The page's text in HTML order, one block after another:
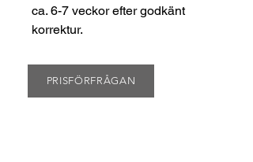
ca. 6-7 veckor efter godkänt
korrektur.
PRISFÖRFRÅGAN